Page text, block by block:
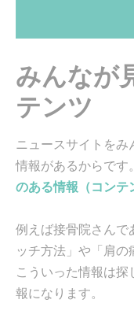
みんなが
テンツ
ニュースサイトを
情報があるからです
のある情報（コン
例えば接骨院さんで
ッチ方法」や「肩の
こういった情報は探
報になります。